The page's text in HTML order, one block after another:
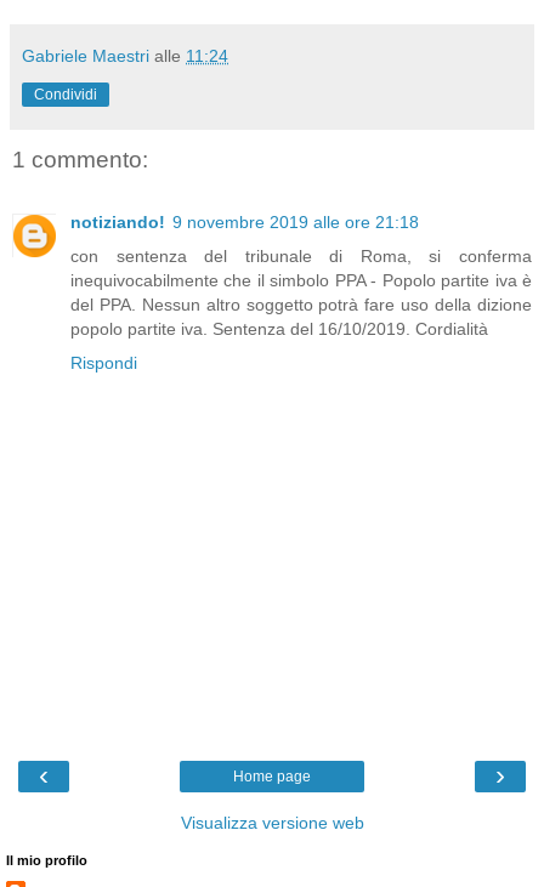
Gabriele Maestri alle 11:24
Condividi
1 commento:
notiziando! 9 novembre 2019 alle ore 21:18
con sentenza del tribunale di Roma, si conferma
inequivocabilmente che il simbolo PPA - Popolo partite iva è
del PPA. Nessun altro soggetto potrà fare uso della dizione
popolo partite iva. Sentenza del 16/10/2019. Cordialità
Rispondi
‹ ›
Home page
Visualizza versione web
Il mio profilo